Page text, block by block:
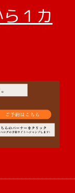
１カ